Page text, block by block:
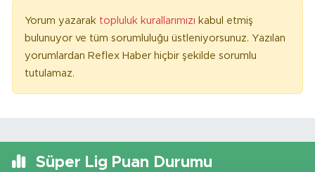
Yorum yazarak topluluk kurallarımızı kabul etmiş
bulunuyor ve tüm sorumluluğu üstleniyorsunuz. Yazılan
yorumlardan Reflex Haber hiçbir şekilde sorumlu
tutulamaz.
Süper Lig Puan Durumu